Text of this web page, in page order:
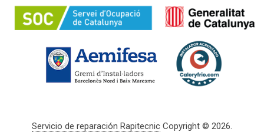
Servicio de reparación RapitecnicCopyright © 2026.